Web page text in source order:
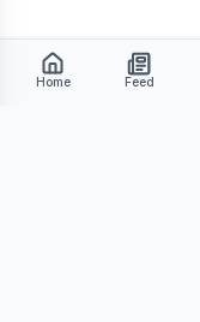
Home Feed